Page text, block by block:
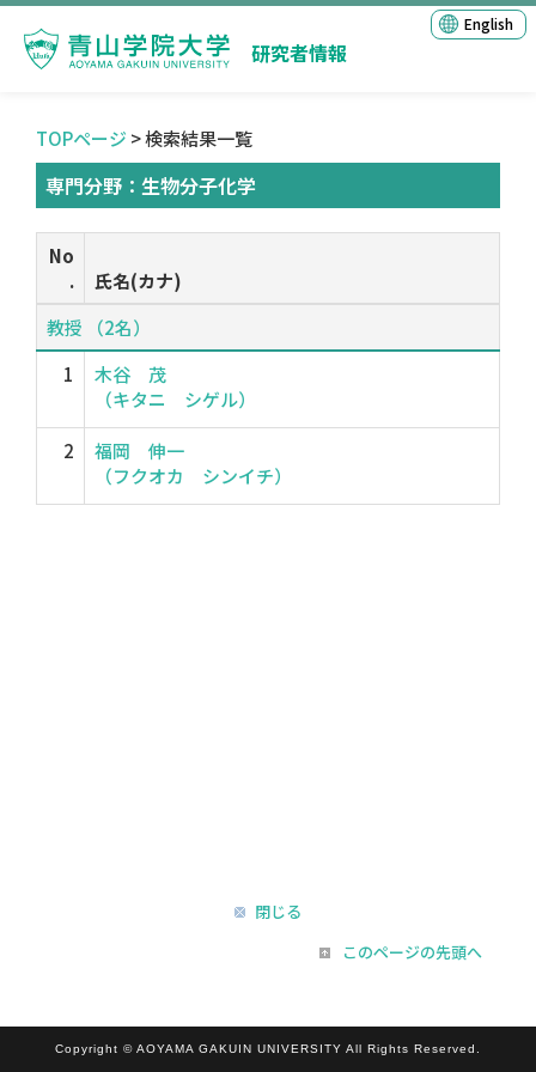
研究者情報
English
TOPページ > 検索結果一覧
専門分野：生物分子化学
No
.
氏名(カナ)
教授 （2名）
1
木谷 茂
（キタニ シゲル）
2
福岡 伸一
（フクオカ シンイチ）
閉じる
このページの先頭へ
Copyright © AOYAMA GAKUIN UNIVERSITY All Rights Reserved.